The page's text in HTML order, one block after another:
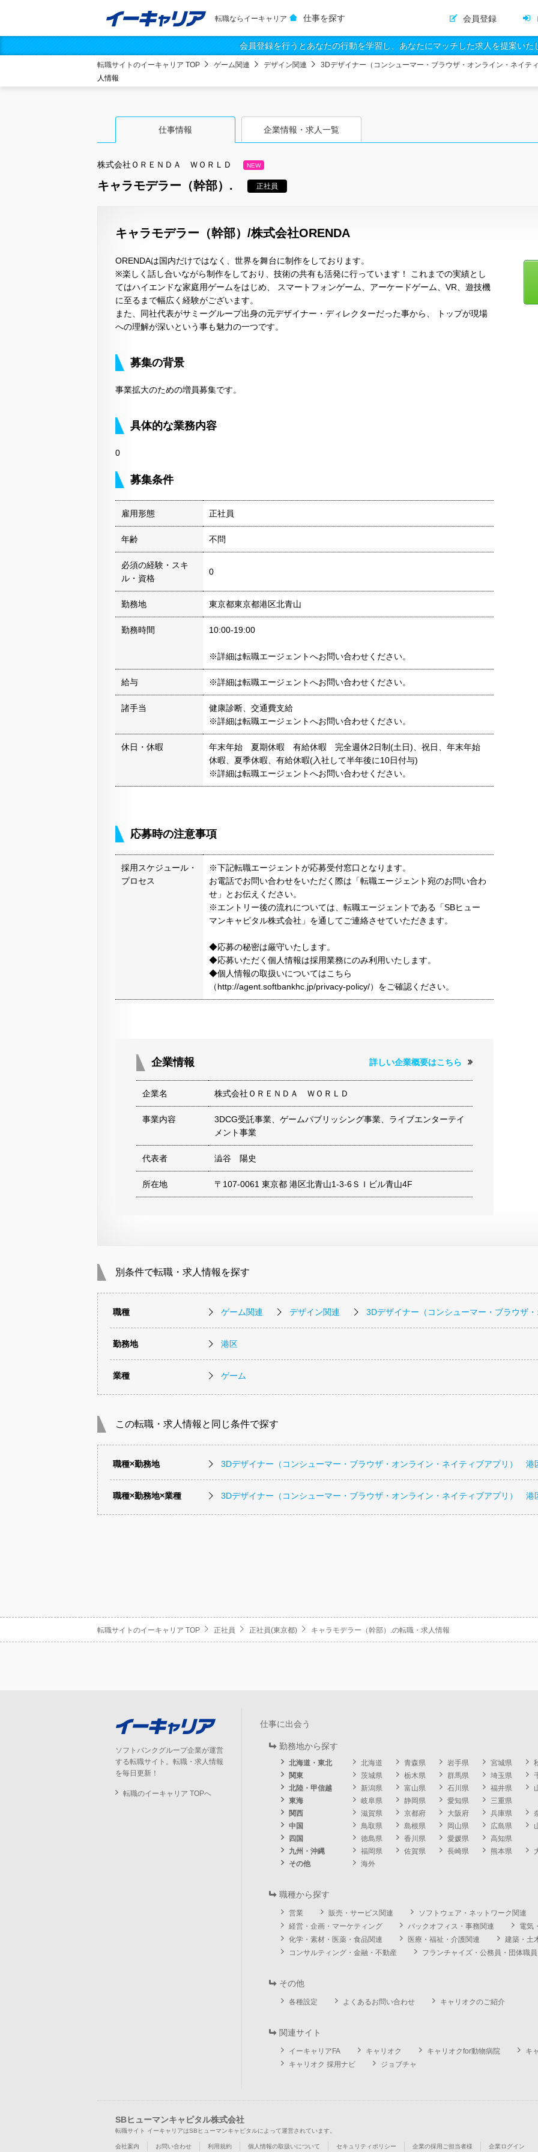
転職ならイーキャリア 仕事を探す 会員登録
会員登録を行うとあなたの行動を学習し、あなたにマッチした求人を提案いた
転職サイトのイーキャリア TOP ゲーム関連 デザイン関連 3Dデザイナー（コンシューマー・ブラウザ・オンライン・ネイティ
人情報
仕事情報 企業情報・求人一覧
株式会社ＯＲＥＮＤＡ ＷＯＲＬＤ NEW
キャラモデラー（幹部）. 正社員
キャラモデラー（幹部）/株式会社ORENDA
ORENDAは国内だけではなく、世界を舞台に制作をしております。
※楽しく話し合いながら制作をしており、技術の共有も活発に行っています！ これまでの実績とし
てはハイエンドな家庭用ゲームをはじめ、 スマートフォンゲーム、アーケードゲーム、VR、遊技機
に至るまで幅広く経験がございます。
また、同社代表がサミーグループ出身の元デザイナー・ディレクターだった事から、 トップが現場
への理解が深いという事も魅力の一つです。
募集の背景
事業拡大のための増員募集です。
具体的な業務内容
0
募集条件
雇用形態 正社員
年齢 不問
必須の経験・スキ
ル・資格
0
勤務地 東京都東京都港区北青山
勤務時間 10:00-19:00
※詳細は転職エージェントへお問い合わせください。
給与 ※詳細は転職エージェントへお問い合わせください。
諸手当
健康診断、交通費支給
※詳細は転職エージェントへお問い合わせください。
休日・休暇
年末年始 夏期休暇 有給休暇 完全週休2日制(土日)、祝日、年末年始
休暇、夏季休暇、有給休暇(入社して半年後に10日付与)
※詳細は転職エージェントへお問い合わせください。
応募時の注意事項
採用スケジュール・
プロセス
※下記転職エージェントが応募受付窓口となります。
お電話でお問い合わせをいただく際は「転職エージェント宛のお問い合わ
せ」とお伝えください。
※エントリー後の流れについては、転職エージェントである「SBヒュー
マンキャピタル株式会社」を通してご連絡させていただきます。
◆応募の秘密は厳守いたします。
◆応募いただく個人情報は採用業務にのみ利用いたします。
◆個人情報の取扱いについてはこちら
（http://agent.softbankhc.jp/privacy-policy/）をご確認ください。
企業情報 詳しい企業概要はこちら
企業名 株式会社ＯＲＥＮＤＡ ＷＯＲＬＤ
事業内容
3DCG受託事業、ゲームパブリッシング事業、ライブエンターテイ
メント事業
代表者 澁谷 陽史
所在地 〒107-0061 東京都 港区北青山1-3-6ＳＩビル青山4F
別条件で転職・求人情報を探す
職種 ゲーム関連 デザイン関連 3Dデザイナー（コンシューマー・ブラウザ
勤務地 港区
業種 ゲーム
この転職・求人情報と同じ条件で探す
職種×勤務地 3Dデザイナー（コンシューマー・ブラウザ・オンライン・ネイティブアプリ） 港
職種×勤務地×業種 3Dデザイナー（コンシューマー・ブラウザ・オンライン・ネイティブアプリ）
転職サイトのイーキャリア TOP 正社員 正社員(東京都) キャラモデラー（幹部）.の転職・求人情報
ソフトバンクグループ企業が運営
する転職サイト。転職・求人情報
を毎日更新！
転職のイーキャリア TOPへ
仕事に出会う
勤務地から探す
北海道・東北 北海道 青森県 岩手県 宮城県
関東
茨城県 栃木県 群馬県 埼玉県
北陸・甲信越
新潟県 富山県 石川県 福井県
東海
岐阜県 静岡県 愛知県
三重県
関西
滋賀県 京都府 大阪府 兵庫県
中国
鳥取県 島根県 岡山県 広島県
四国
徳島県 香川県 愛媛県
高知県
九州・沖縄
福岡県 佐賀県 長崎県 熊本県
その他
海外
職種から探す
営業 販売・サービス関連 ソフトウェア・ネットワーク関連
経営・企画・マーケティング
バックオフィス・事務関連
電気
化学・素材・医薬・食品関連
医療・福祉・介護関連
建築・土
コンサルティング・金融・不動産
フランチャイズ・公務員・団体職
その他
各種設定 よくあるお問い合わせ キャリオクのご紹介
関連サイト
イーキャリアFA キャリオク キャリオクfor動物病院
キ
キャリオク 採用ナビ
ジョブチャ
SBヒューマンキャピタル株式会社
転職サイト イーキャリアはSBヒューマンキャピタルによって運営されています。
会社案内 お問い合わせ 利用規約 個人情報の取扱いについて セキュリティポリシー 企業の採用ご担当者様 企業ログイン